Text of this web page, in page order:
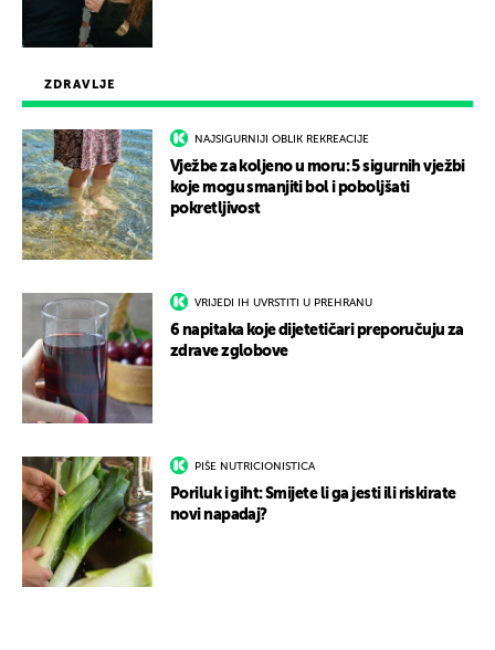
ZDRAVLJE
NAJSIGURNIJI OBLIK REKREACIJE
Vježbe za koljeno u moru: 5 sigurnih vježbi
koje mogu smanjiti bol i poboljšati
pokretljivost
VRIJEDI IH UVRSTITI U PREHRANU
6 napitaka koje dijetetičari preporučuju za
zdrave zglobove
PIŠE NUTRICIONISTICA
Poriluk i giht: Smijete li ga jesti ili riskirate
novi napadaj?